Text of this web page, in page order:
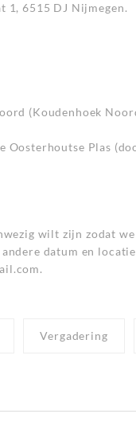
1, 6515 DJ Nijmegen.
(Koudenhoek
Oosterhoutse Plas
wilt zijn zodat
datum en
Vergadering